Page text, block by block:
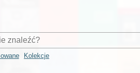
Kolekcje